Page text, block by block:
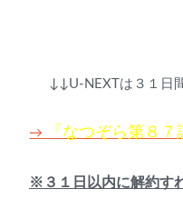
↓↓U-NEXTは３１日
→ 「なつぞら第８７
※３１日以内に解約す